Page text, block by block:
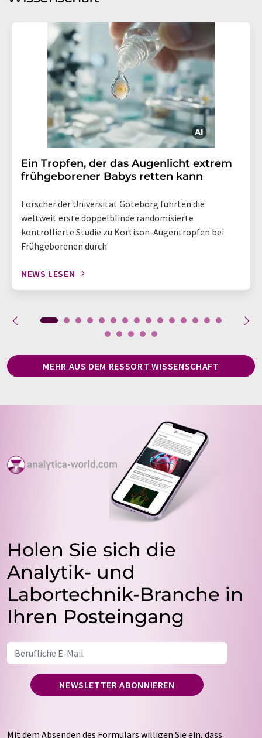
Ein Tropfen, der das Augenlicht extrem
frühgeborener Babys retten kann
Forscher der Universität Göteborg führten die
weltweit erste doppelblinde randomisierte
kontrollierte Studie zu Kortison-Augentropfen bei
Frühgeborenen durch
NEWS LESEN
MEHR AUS DEM RESSORT WISSENSCHAFT
Holen Sie sich die
Analytik- und
Labortechnik-Branche in
Ihren Posteingang
NEWSLETTER ABONNIEREN
Mit dem Absenden des Formulars willigen Sie ein, dass